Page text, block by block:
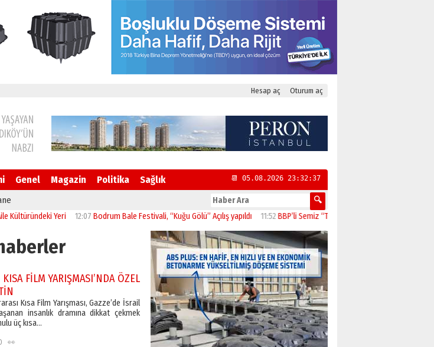
Hesap aç Oturum aç
Genel Magazin Politika Sağlık 📆 05.08.2026 23:32:37
Yeri 12:07 Bodrum Bale Festivali, “Kuğu Gölü” Açılış yapıldı 11:52 BBP’li Semiz “Toplumun Beklentisi Emeklilerin
FİLM YARIŞMASI’NDA ÖZEL
Kısa Film Yarışması, Gazze’de İsrail
insanlık dramına dikkat çekmek
üç kısa…
0 👀